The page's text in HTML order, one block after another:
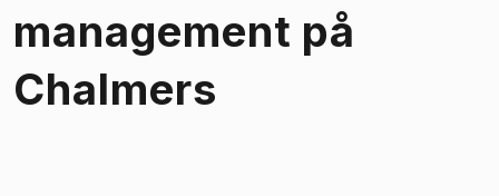
management på
Chalmers